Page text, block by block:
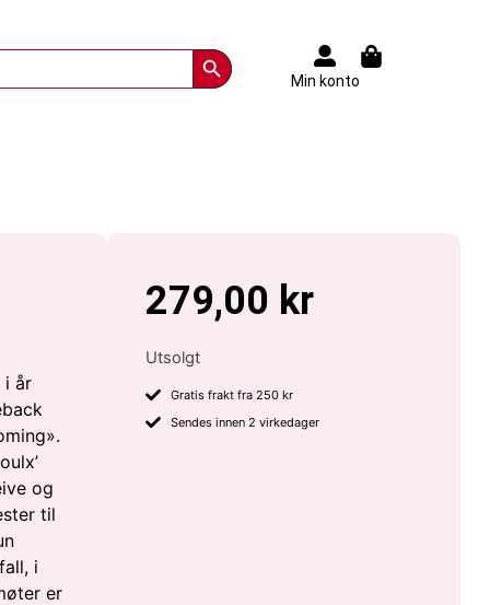
Search Button
Min konto
i år
og
til
i
er
279,00 kr
Utsolgt
Gratis frakt fra 250 kr
Sendes innen 2 virkedager